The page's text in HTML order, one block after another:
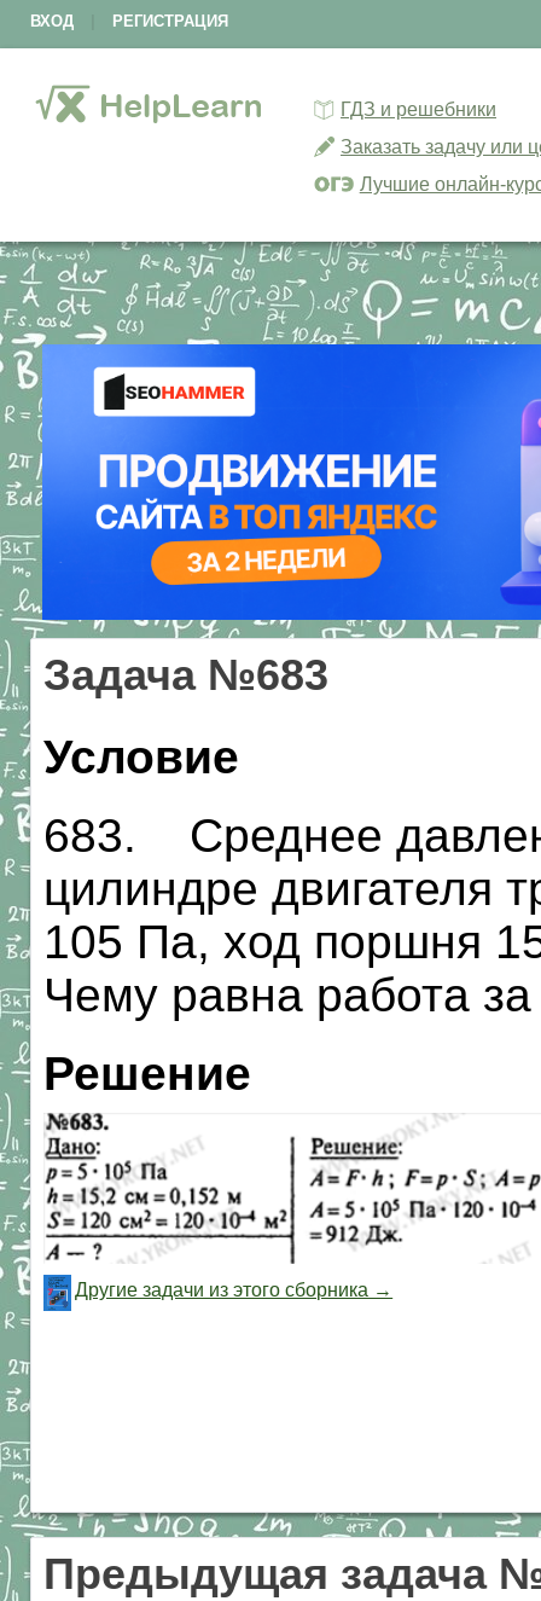
ВХОД РЕГИСТРАЦИЯ
ГДЗ и решебники
Заказать задачу или
Лучшие онлайн-
Задача №683
Условие
683. Среднее
цилиндре двигателя
105 Па, ход поршня
Чему равна работа
Решение
Другие задачи из этого сборника →
Предыдущая задача